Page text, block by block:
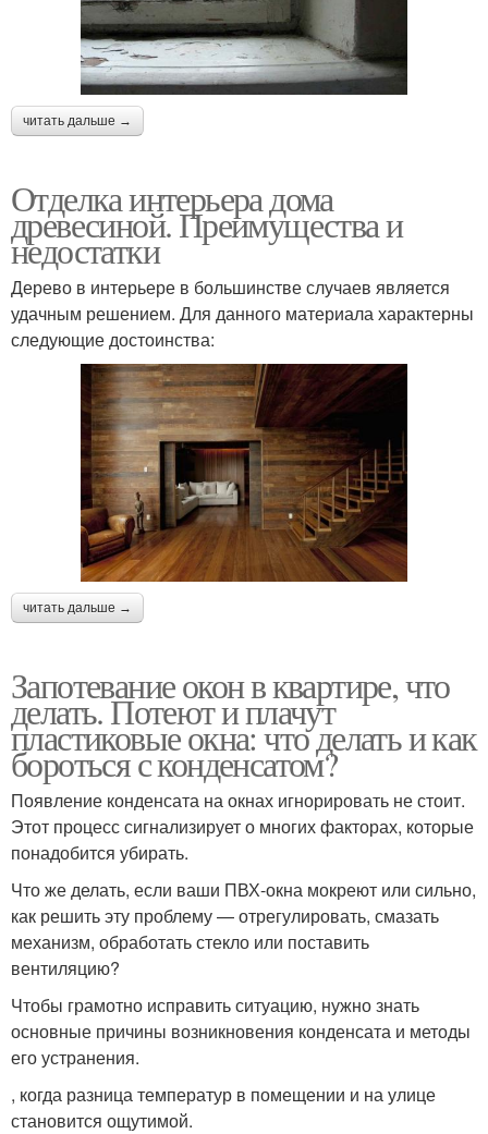
читать дальше →
Отделка интерьера дома
древесиной. Преимущества и
недостатки
Дерево в интерьере в большинстве случаев является
удачным решением. Для данного материала характерны
следующие достоинства:
читать дальше →
Запотевание окон в квартире, что
делать. Потеют и плачут
пластиковые окна: что делать и как
бороться с конденсатом?
Появление конденсата на окнах игнорировать не стоит.
Этот процесс сигнализирует о многих факторах, которые
понадобится убирать.
Что же делать, если ваши ПВХ-окна мокреют или сильно,
как решить эту проблему — отрегулировать, смазать
механизм, обработать стекло или поставить
вентиляцию?
Чтобы грамотно исправить ситуацию, нужно знать
основные причины возникновения конденсата и методы
его устранения.
, когда разница температур в помещении и на улице
становится ощутимой.